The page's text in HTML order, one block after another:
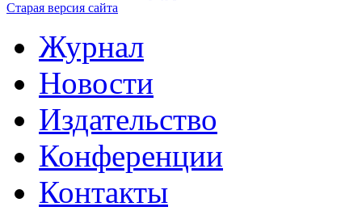
Старая версия сайта
Журнал
Новости
Издательство
Конференции
Контакты